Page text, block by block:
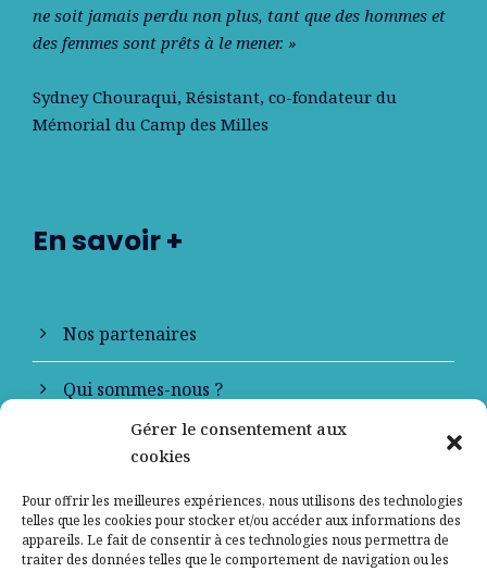
Gérer le consentement aux
cookies
Pour offrir les meilleures expériences, nous utilisons des technologies
telles que les cookies pour stocker et/ou accéder aux informations des
appareils. Le fait de consentir à ces technologies nous permettra de
traiter des données telles que le comportement de navigation ou les
ne soit jamais perdu non plus, tant que des hommes et
des femmes sont prêts à le mener. »
Sydney Chouraqui, Résistant, co-fondateur du
Mémorial du Camp des Milles
En savoir +
Nos partenaires
Qui sommes-nous ?
Contactez-nous
Mentions légales
Politique de confidentialité